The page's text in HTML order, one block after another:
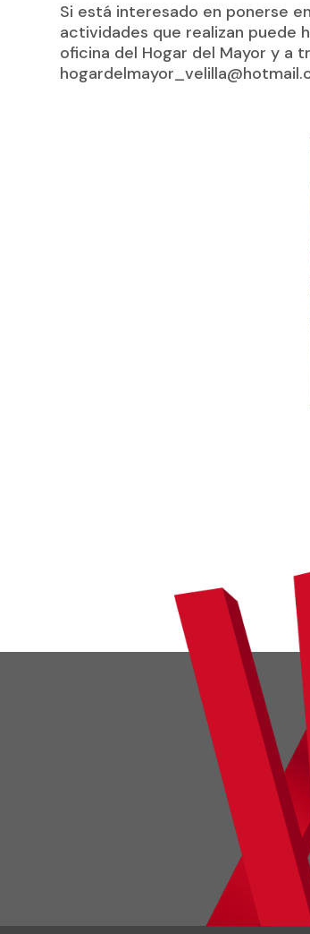
Si está interesado en ponerse
actividades que realizan puede
oficina del Hogar del Mayor y a